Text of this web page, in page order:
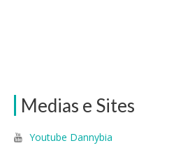
Medias e Sites
Youtube Dannybia